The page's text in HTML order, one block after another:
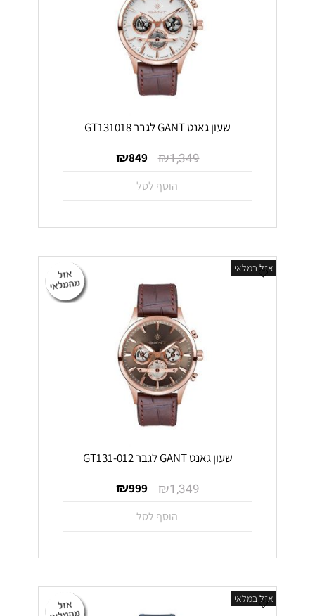
שעון גאנט GANT לגבר GT131018
₪1,349
₪849
הוסף לסל
אזל במלאי
שעון גאנט GANT לגבר GT131-012
₪1,349
₪999
הוסף לסל
אזל במלאי